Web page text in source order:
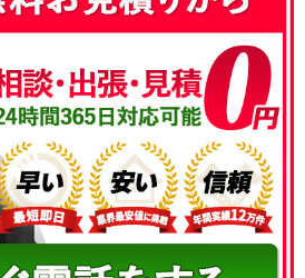
4780